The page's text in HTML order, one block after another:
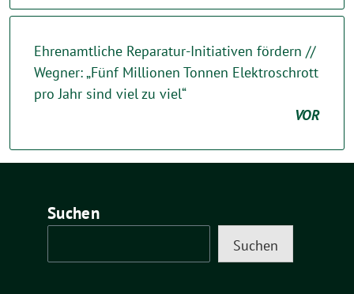
Ehrenamtliche Reparatur-Initiativen fördern //
Wegner: „Fünf Millionen Tonnen Elektroschrott
pro Jahr sind viel zu viel“
VOR
Suchen
Suchen